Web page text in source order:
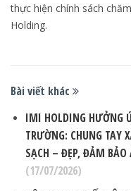
thực hiện chính sách
Holding.
Bài viết khác
IMI HOLDING HƯỞNG
TRƯỜNG: CHUNG TAY
SẠCH – ĐẸP, ĐẢM
(17/07/2026)